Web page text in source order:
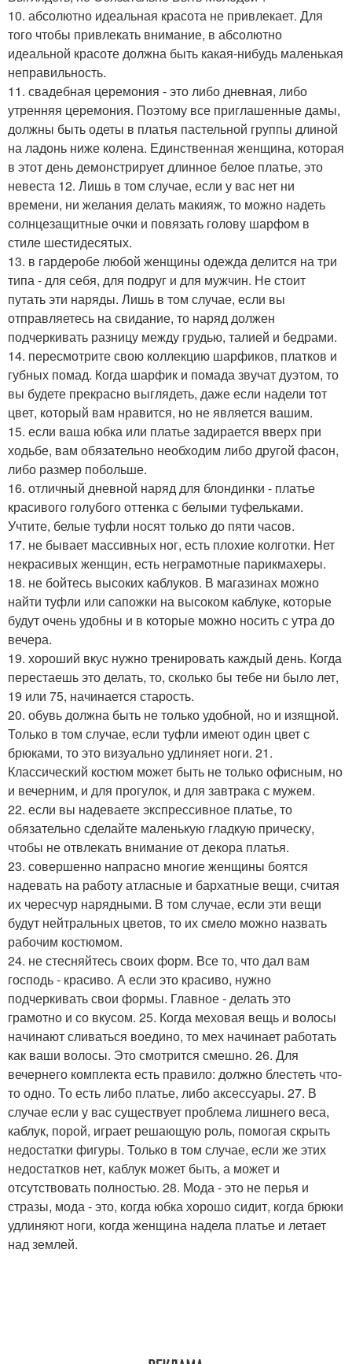
10. абсолютно идеальная красота не привлекает. Для
того чтобы привлекать внимание, в абсолютно
идеальной красоте должна быть какая-нибудь маленькая
неправильность.
11. свадебная церемония - это либо дневная, либо
утренняя церемония. Поэтому все приглашенные дамы,
должны быть одеты в платья пастельной группы длиной
на ладонь ниже колена. Единственная женщина, которая
в этот день демонстрирует длинное белое платье, это
невеста 12. Лишь в том случае, если у вас нет ни
времени, ни желания делать макияж, то можно надеть
солнцезащитные очки и повязать голову шарфом в
стиле шестидесятых.
13. в гардеробе любой женщины одежда делится на три
типа - для себя, для подруг и для мужчин. Не стоит
путать эти наряды. Лишь в том случае, если вы
отправляетесь на свидание, то наряд должен
подчеркивать разницу между грудью, талией и бедрами.
14. пересмотрите свою коллекцию шарфиков, платков и
губных помад. Когда шарфик и помада звучат дуэтом, то
вы будете прекрасно выглядеть, даже если надели тот
цвет, который вам нравится, но не является вашим.
15. если ваша юбка или платье задирается вверх при
ходьбе, вам обязательно необходим либо другой фасон,
либо размер побольше.
16. отличный дневной наряд для блондинки - платье
красивого голубого оттенка с белыми туфельками.
Учтите, белые туфли носят только до пяти часов.
17. не бывает массивных ног, есть плохие колготки. Нет
некрасивых женщин, есть неграмотные парикмахеры.
18. не бойтесь высоких каблуков. В магазинах можно
найти туфли или сапожки на высоком каблуке, которые
будут очень удобны и в которые можно носить с утра до
вечера.
19. хороший вкус нужно тренировать каждый день. Когда
перестаешь это делать, то, сколько бы тебе ни было лет,
19 или 75, начинается старость.
20. обувь должна быть не только удобной, но и изящной.
Только в том случае, если туфли имеют один цвет с
брюками, то это визуально удлиняет ноги. 21.
Классический костюм может быть не только офисным, но
и вечерним, и для прогулок, и для завтрака с мужем.
22. если вы надеваете экспрессивное платье, то
обязательно сделайте маленькую гладкую прическу,
чтобы не отвлекать внимание от декора платья.
23. совершенно напрасно многие женщины боятся
надевать на работу атласные и бархатные вещи, считая
их чересчур нарядными. В том случае, если эти вещи
будут нейтральных цветов, то их смело можно назвать
рабочим костюмом.
24. не стесняйтесь своих форм. Все то, что дал вам
господь - красиво. А если это красиво, нужно
подчеркивать свои формы. Главное - делать это
грамотно и со вкусом. 25. Когда меховая вещь и волосы
начинают сливаться воедино, то мех начинает работать
как ваши волосы. Это смотрится смешно. 26. Для
вечернего комплекта есть правило: должно блестеть что-
то одно. То есть либо платье, либо аксессуары. 27. В
случае если у вас существует проблема лишнего веса,
каблук, порой, играет решающую роль, помогая скрыть
недостатки фигуры. Только в том случае, если же этих
недостатков нет, каблук может быть, а может и
отсутствовать полностью. 28. Мода - это не перья и
стразы, мода - это, когда юбка хорошо сидит, когда брюки
удлиняют ноги, когда женщина надела платье и летает
над землей.